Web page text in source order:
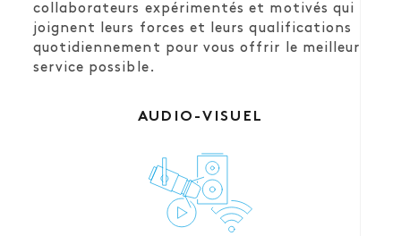
collaborateurs expérimentés et motivés qui
joignent leurs forces et leurs qualifications
quotidiennement pour vous offrir le meilleur
service possible.
AUDIO-VISUEL